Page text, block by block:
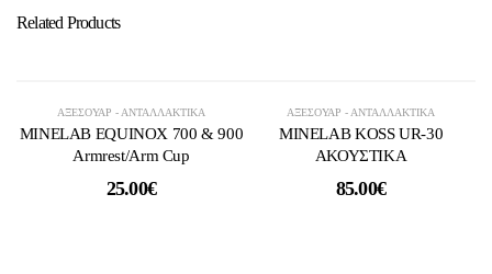
Related Products
ΑΞΕΣΟΥΑΡ - ΑΝΤΑΛΛΑΚΤΙΚΑ
MINELAB EQUINOX 700 & 900
Armrest/Arm Cup
25.00€
ΑΞΕΣΟΥΑΡ - ΑΝΤΑΛΛΑΚΤΙΚΑ
MINELAB KOSS UR-30
ΑΚΟΥΣΤΙΚΑ
85.00€